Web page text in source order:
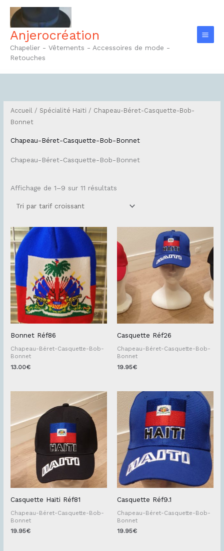
Aller
contenuAnjerocréation
Chapelier - Vêtements - Accessoires de mode -
Retouches
Accueil / Spécialité Haïti / Chapeau-Béret-Casquette-Bob-
Bonnet
Chapeau-Béret-Casquette-Bob-Bonnet
Chapeau-Béret-Casquette-Bob-Bonnet
Affichage de 1–9 sur 11 résultats
Trié
Bonnet Réf86
Chapeau-Béret-Casquette-Bob-
Bonnet
13.00€
Casquette Réf26
Chapeau-Béret-Casquette-Bob-
Bonnet
19.95€
Casquette Haïti Réf81
Chapeau-Béret-Casquette-Bob-
Bonnet
19.95€
Casquette Réf9.1
Chapeau-Béret-Casquette-Bob-
Bonnet
19.95€